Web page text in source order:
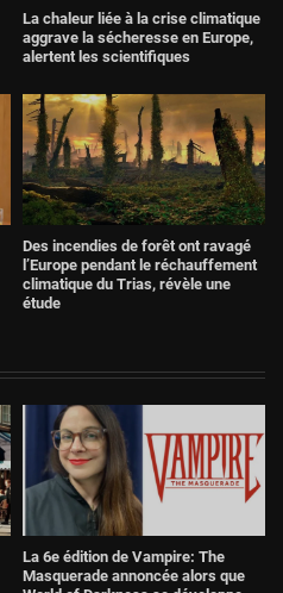
La chaleur liée à la crise climatique
aggrave la sécheresse en Europe,
alertent les scientifiques
Des incendies de forêt ont ravagé
l’Europe pendant le réchauffement
climatique du Trias, révèle une
étude
La 6e édition de Vampire: The
Masquerade annoncée alors que